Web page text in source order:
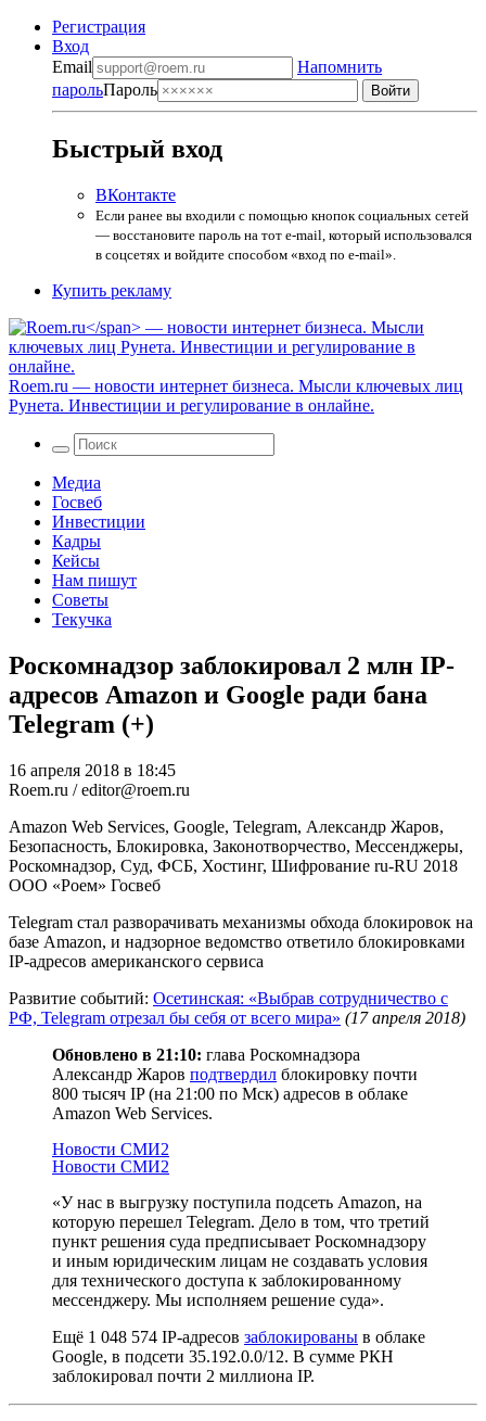
Регистрация
Вход
Email
Напомнить
парольПароль
Быстрый вход
ВКонтакте
Если ранее вы входили с помощью кнопок социальных сетей
— восстановите пароль на тот e-mail, который использовался
в соцсетях и войдите способом «вход по e-mail».
Купить рекламу
Roem.ru — новости интернет бизнеса. Мысли ключевых лиц
Рунета. Инвестиции и регулирование в онлайне.
Медиа
Госвеб
Инвестиции
Кадры
Кейсы
Нам пишут
Советы
Текучка
Роскомнадзор заблокировал 2 млн IP-
адресов Amazon и Google ради бана
Telegram (+)
16 апреля 2018 в 18:45
Roem.ru / editor@roem.ru
Amazon Web Services, Google, Telegram, Александр Жаров,
Безопасность, Блокировка, Законотворчество, Мессенджеры,
Роскомнадзор, Суд, ФСБ, Хостинг, Шифрование ru-RU 2018
ООО «Роем» Госвеб
Telegram стал разворачивать механизмы обхода блокировок на
базе Amazon, и надзорное ведомство ответило блокировками
IP-адресов американского сервиса
Развитие событий: Осетинская: «Выбрав сотрудничество с
РФ, Telegram отрезал бы себя от всего мира» (17 апреля 2018)
Обновлено в 21:10: глава Роскомнадзора
Александр Жаров подтвердил блокировку почти
800 тысяч IP (на 21:00 по Мск) адресов в облаке
Amazon Web Services.
Новости СМИ2
Новости СМИ2
«У нас в выгрузку поступила подсеть Amazon, на
которую перешел Telegram. Дело в том, что третий
пункт решения суда предписывает Роскомнадзору
и иным юридическим лицам не создавать условия
для технического доступа к заблокированному
мессенджеру. Мы исполняем решение суда».
Ещё 1 048 574 IP-адресов заблокированы в облаке
Google, в подсети 35.192.0.0/12. В сумме РКН
заблокировал почти 2 миллиона IP.